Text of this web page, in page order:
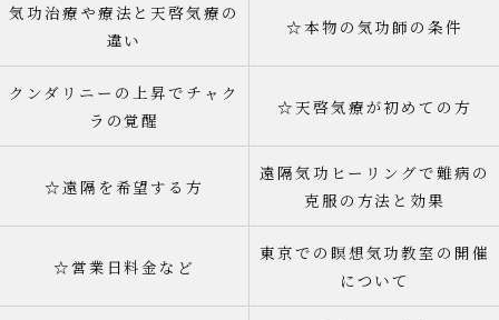
気功治療や療法と天啓気療の
違い
☆本物の気功師の条件
クンダリニーの上昇でチャク
ラの覚醒
☆天啓気療が初めての方
☆遠隔を希望する方
遠隔気功ヒーリングで難病の
克服の方法と効果
☆営業日料金など
東京での瞑想気功教室の開催
について